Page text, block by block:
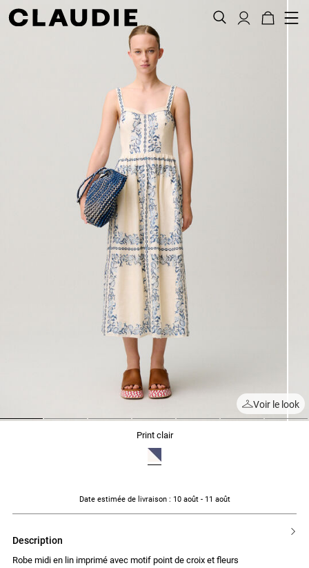
Voir le look
print clair
Date estimée de livraison: 10 août - 11 août
description
Robe midi en lin imprimé avec motif point de croix et fleurs